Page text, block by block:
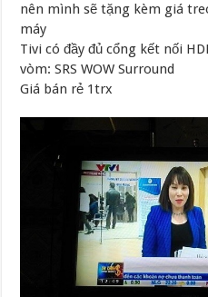
nên mình sẽ tặng kèm giá
máy
Tivi có đầy đủ cổng kết nối
vòm: SRS WOW Surround
Giá bán rẻ 1trx